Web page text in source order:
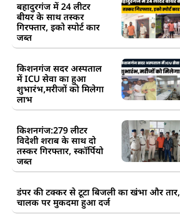
बहादुरगंज में 24 लीटर
बीयर के साथ तस्कर
गिरफ्तार, इको स्पोर्ट कार
जब्त
किशनगंज सदर अस्पताल
में ICU सेवा का हुआ
शुभारंभ,मरीजों को मिलेगा
लाभ
किशनगंज:279 लीटर
विदेशी शराब के साथ दो
तस्कर गिरफ्तार, स्कॉर्पियो
जब्त
डंपर की टक्कर से टूटा बिजली का खंभा और तार,
चालक पर मुकदमा हुआ दर्ज